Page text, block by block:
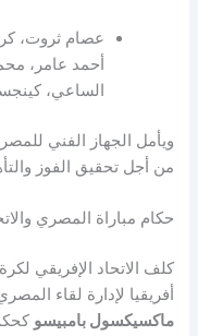
عصام ثروت،
أحمد عامر،
الساعي،
ويأمل الجهاز الفني
من أجل تحقيق الفوز
حكام مباراة المصري
كلف الاتحاد الإفريقي
أفريقيا لإدارة لقاء
ماكسيكسول بامبيسو